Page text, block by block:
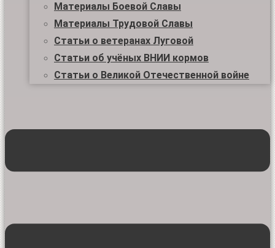
Материалы Боевой Славы
Материалы Трудовой Славы
Статьи о ветеранах Луговой
Статьи об учёных ВНИИ кормов
Статьи о Великой Отечественной войне